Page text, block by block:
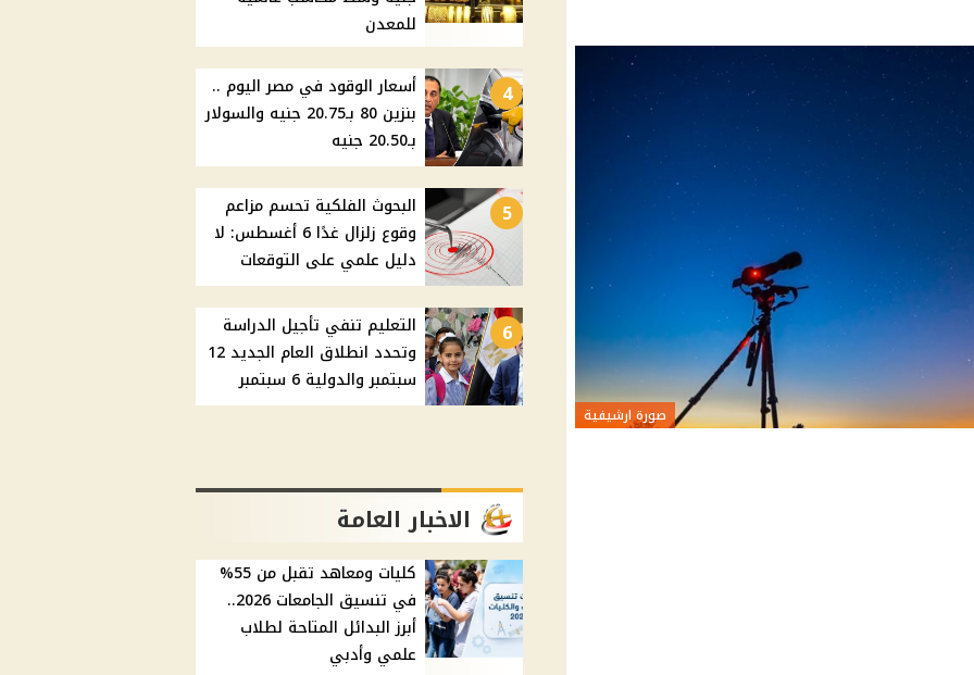
صورة ارشيفية
للمعدن
4
أسعار الوقود في مصر اليوم ..
بنزين 80 بـ20.75 جنيه والسولار
بـ20.50 جنيه
5
البحوث الفلكية تحسم مزاعم
وقوع زلزال غدًا 6 أغسطس: لا
دليل علمي على التوقعات
6
التعليم تنفي تأجيل الدراسة
وتحدد انطلاق العام الجديد 12
سبتمبر والدولية 6 سبتمبر
الاخبار العامة
كليات ومعاهد تقبل من 55%
في تنسيق الجامعات 2026..
أبرز البدائل المتاحة لطلاب
علمي وأدبي